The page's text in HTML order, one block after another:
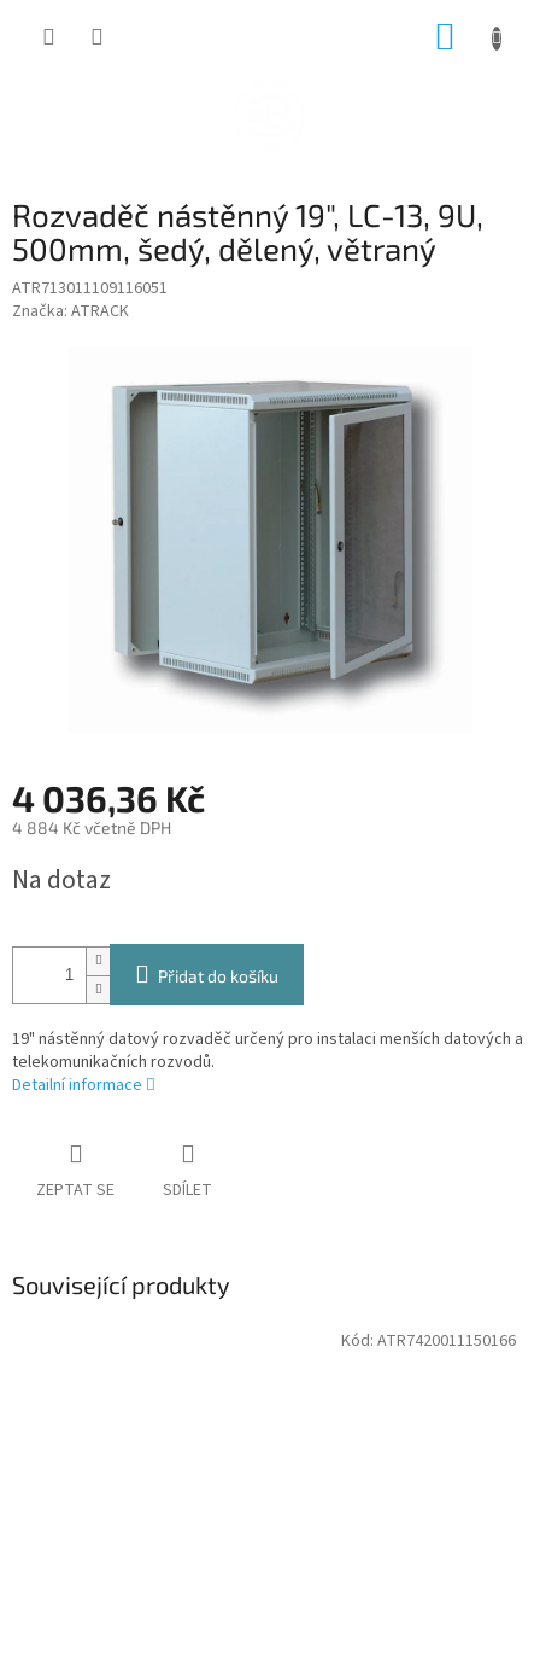
Rozvaděč nástěnný 19", LC-13, 9U,
500mm, šedý, dělený, větraný
ATR713011109116051
Značka: ATRACK
4 036,36 Kč
4 884 Kč včetně DPH
cena:
Na dotaz
Přidat do košíku
19" nástěnný datový rozvaděč určený pro instalaci menších datových a
telekomunikačních rozvodů.
Detailní informace
ZEPTAT SE SDÍLET
Související produkty
Kód: ATR7420011150166